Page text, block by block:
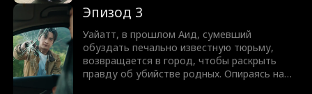
разрушает криминальные империи,
разбивает старых врагов и защищает своё.
Пока преступный мир рушится, Уайатт
приближается к разгадке прошлого и
неизбежной расплате.
Эпизод 3
Уайатт, в прошлом Аид, сумевший
обуздать печально известную тюрьму,
возвращается в город, чтобы раскрыть
правду об убийстве родных. Опираясь на